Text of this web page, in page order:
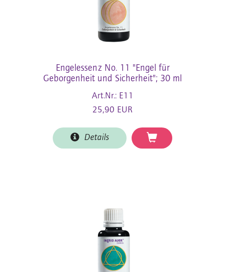
Engelessenz No. 11 "Engel für
Geborgenheit und Sicherheit"; 30 ml
Art.Nr.: E11
25,90 EUR
Details